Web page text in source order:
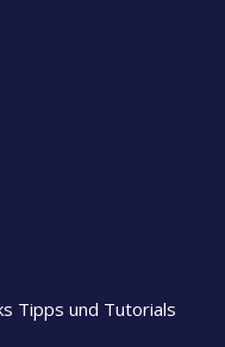
Tipps und Tutorials